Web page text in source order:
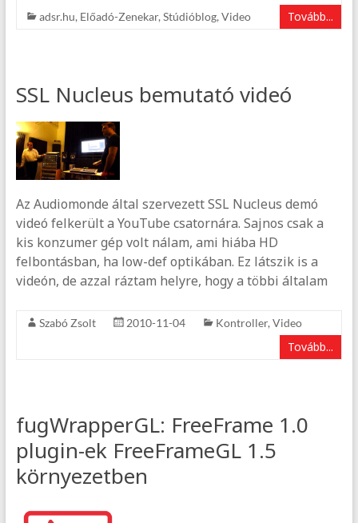
adsr.hu, Előadó-Zenekar, Stúdióblog, Video Tovább...
SSL Nucleus bemutató videó
Az Audiomonde által szervezett SSL Nucleus demó
videó felkerült a YouTube csatornára. Sajnos csak a
kis konzumer gép volt nálam, ami hiába HD
felbontásban, ha low-def optikában. Ez látszik is a
videón, de azzal ráztam helyre, hogy a többi általam
Szabó Zsolt 2010-11-04 Kontroller, Video
Tovább...
fugWrapperGL: FreeFrame 1.0
plugin-ek FreeFrameGL 1.5
környezetben